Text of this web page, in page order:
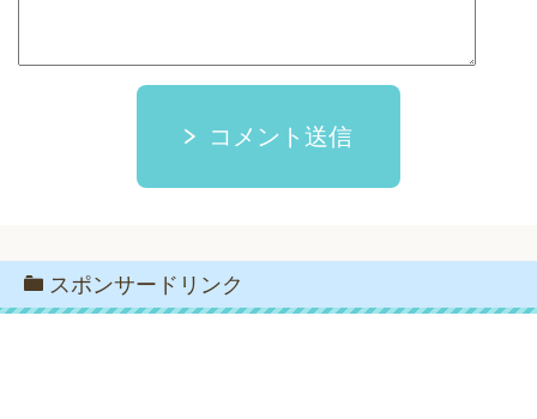
コメント送信
スポンサードリンク